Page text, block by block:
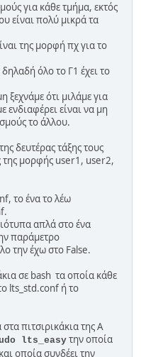
για κάθε τμήμα, εκτός
είναι πολύ μικρά τα
της μορφή πχ για το
όλο το Γ1 έχει το
ξεχνάμε ότι μιλάμε για
είναι να μη
το άλλου.
δευτέρας τάξης τους
της μορφής user1, user2,
το ένα το λέω
απλά στο ένα
παράμετρο
την έχω στο False.
σε bash τα οποία κάθε
lts_std.conf ή το
πιτσιρικάκια της Α
lts_easy την οποία
και οποία συνδέει την